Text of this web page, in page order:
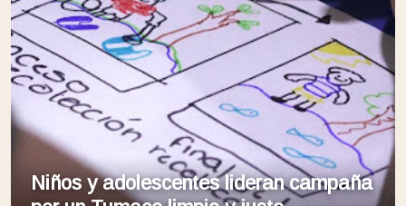
Niños y adolescentes lideran campaña